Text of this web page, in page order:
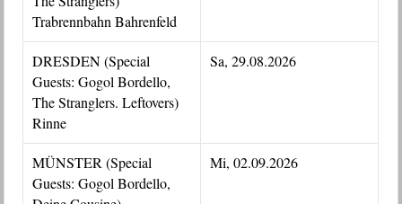
Trabrennbahn Bahrenfeld
DRESDEN (Special
Guests: Gogol Bordello,
The Stranglers. Leftovers)
Rinne
Sa, 29.08.2026
MÜNSTER (Special
Guests: Gogol Bordello,
Mi, 02.09.2026